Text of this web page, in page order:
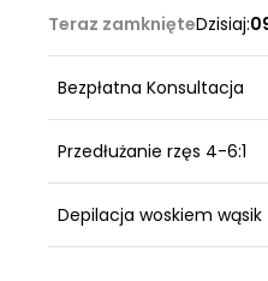
Teraz zamknięteDzisiaj:
Bezpłatna Konsultacja
Przedłużanie rzęs 4-6:1
Depilacja woskiem wąsik